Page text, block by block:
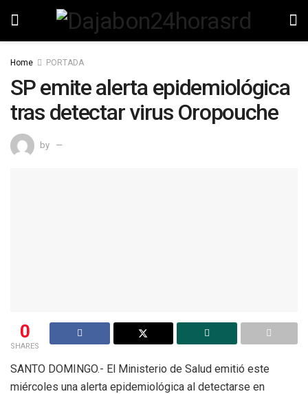
Home PORTADA
SP emite alerta epidemiológica
tras detectar virus Oropouche
by
0
SHARES
SANTO DOMINGO.- El Ministerio de Salud emitió este
miércoles una alerta epidemiológica al detectarse en